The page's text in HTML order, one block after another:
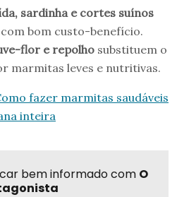
sardinha e cortes suínos
bom custo-benefício.
flor e repolho substituem o
marmitas leves e nutritivas.
fazer marmitas saudáveis
inteira
bem informado com O